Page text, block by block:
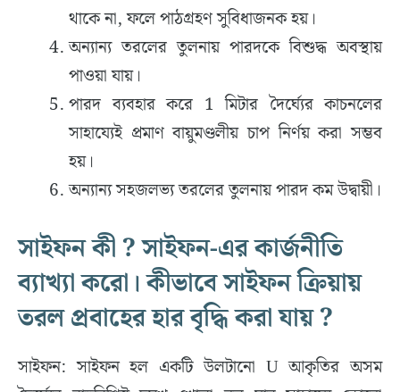
থাকে না, ফলে পাঠগ্রহণ সুবিধাজনক হয়।
অন্যান্য তরলের তুলনায় পারদকে বিশুদ্ধ অবস্থায়
পাওয়া যায়।
পারদ ব্যবহার করে 1 মিটার দৈর্ঘ্যের কাচনলের
সাহায্যেই প্রমাণ বায়ুমণ্ডলীয় চাপ নির্ণয় করা সম্ভব
হয়।
অন্যান্য সহজলভ্য তরলের তুলনায় পারদ কম উদ্বায়ী।
সাইফন কী ? সাইফন-এর কার্জনীতি
ব্যাখ্যা করো। কীভাবে সাইফন ক্রিয়ায়
তরল প্রবাহের হার বৃদ্ধি করা যায় ?
সাইফন: সাইফন হল একটি উলটানো U আকৃতির অসম